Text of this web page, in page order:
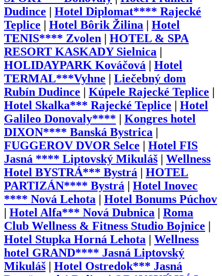
Dudince
Hotel Diplomat**** Rajecké
Teplice
Hotel Bôrik Žilina
Hotel
TENIS**** Zvolen
HOTEL & SPA
RESORT KASKADY Sielnica
HOLIDAYPARK Kováčová
Hotel
TERMAL***Vyhne
Liečebný dom
Rubín Dudince
Kúpele Rajecké Teplice
Hotel Skalka*** Rajecké Teplice
Hotel
Galileo Donovaly****
Kongres hotel
DIXON**** Banská Bystrica
FUGGEROV DVOR Selce
Hotel FIS
Jasná **** Liptovský Mikuláš
Wellness
Hotel BYSTRÁ*** Bystrá
HOTEL
PARTIZÁN**** Bystrá
Hotel Inovec
**** Nová Lehota
Hotel Bonums Púchov
Hotel Alfa*** Nová Dubnica
Roma
Club Wellness & Fitness Studio Bojnice
Hotel Stupka Horná Lehota
Wellness
hotel GRAND**** Jasná Liptovský
Mikuláš
Hotel Ostredok*** Jasná